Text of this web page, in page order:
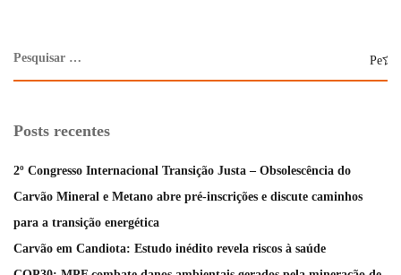
Posts recentes
2º Congresso Internacional Transição Justa – Obsolescência do
Carvão Mineral e Metano abre pré-inscrições e discute caminhos
para a transição energética
Carvão em Candiota: Estudo inédito revela riscos à saúde